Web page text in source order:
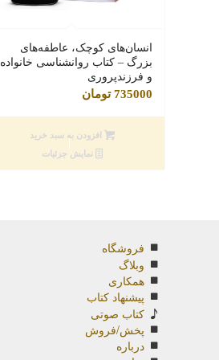
انسان‌های کوچک، عاطفه‌های
بزرگ – کتاب روانشناسی خانواده
و فرزندپروری
735000 تومان
افزودن به سبد خرید
نمایش جزئیات
فروشگاه
وبلاگ
همکاری
پیشنهاد کتاب
کتاب صوتی
پخش/فروش
درباره